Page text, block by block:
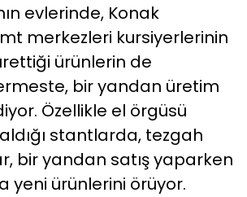
evlerinde, Konak
merkezleri kursiyerlerinin
ürünlerin de
bir yandan üretim
Özellikle el örgüsü
stantlarda, tezgah
bir yandan satış yaparken
yeni ürünlerini örüyor.